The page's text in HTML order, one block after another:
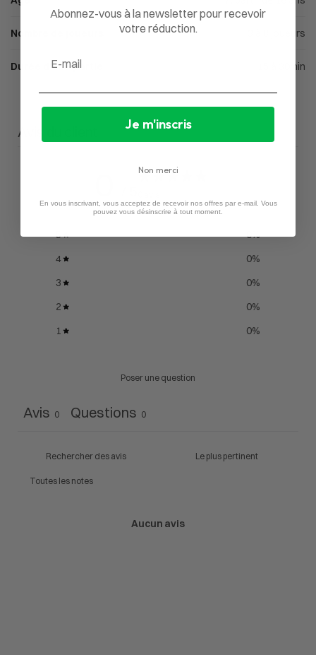
Nombre de joueurs 3 à 8 joueurs
Durée d'une partie 15 à 30min
Avis du client
5 0%
4
0%
3
0%
2
0%
1
0%
Poser une question
Avis 0 Questions 0
Aucun avis
Abonnez-vous à la newsletter pour recevoir
votre réduction.
Je m'inscris
Non merci
En vous inscrivant, vous acceptez de recevoir nos offres par e-mail. Vous
pouvez vous désinscrire à tout moment.